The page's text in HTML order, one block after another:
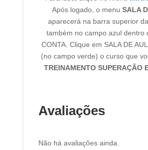
Após logado, o menuSALA
aparecerá na barra superior
também no campo azul dentro
CONTA. Clique em SALA DE
(no campo verde) o curso que
TREINAMENTO SUPERAÇÃO
Avaliações
Não há avaliações ainda.